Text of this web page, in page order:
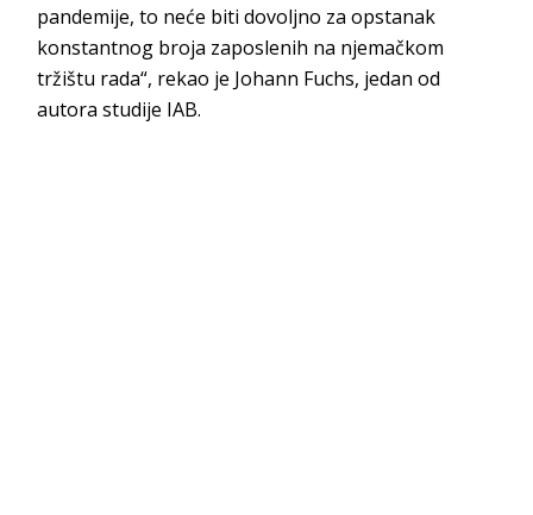
pandemije, to neće biti dovoljno za opstanak
konstantnog broja zaposlenih na njemačkom
tržištu rada“, rekao je Johann Fuchs, jedan od
autora studije IAB.